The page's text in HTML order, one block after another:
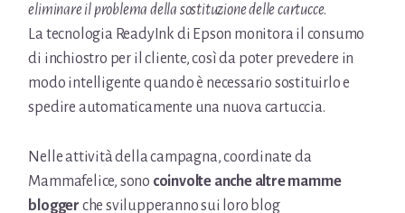
eliminare il problema della sostituzione delle cartucce.
La tecnologia ReadyInk di Epson monitora il consumo
di inchiostro per il cliente, così da poter prevedere in
modo intelligente quando è necessario sostituirlo e
spedire automaticamente una nuova cartuccia.
Nelle attività della campagna, coordinate da
Mammafelice, sono coinvolte anche altre mamme
blogger che svilupperanno sui loro blog